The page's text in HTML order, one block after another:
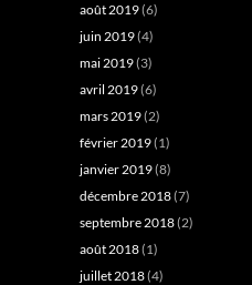
août 2019(6)
juin 2019(4)
mai 2019(3)
avril 2019(6)
mars 2019(2)
février 2019(1)
janvier 2019(8)
décembre 2018(7)
septembre 2018(2)
août 2018(1)
juillet 2018(4)